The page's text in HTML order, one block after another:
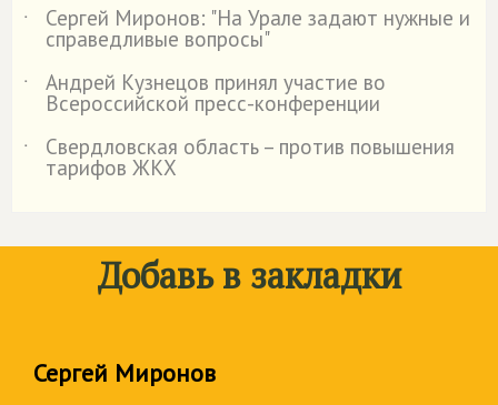
˙
Сергей Миронов: "На Урале задают нужные и
справедливые вопросы"
˙
Андрей Кузнецов принял участие во
Всероссийской пресс-конференции
˙
Свердловская область – против повышения
тарифов ЖКХ
Добавь в закладки
Сергей Миронов